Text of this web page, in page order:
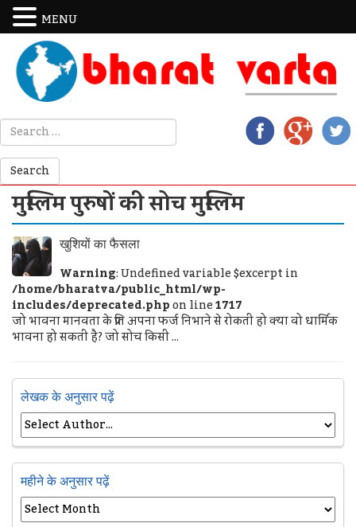
मुस्लिम पुरुषों की सोच मुस्लिम
खुशियों का फैसला
Warning: Undefined variable $excerpt in
/home/bharatva/public_html/wp-
includes/deprecated.phpon line1717
जो भावना मानवता के प्रति अपना फर्ज निभाने से रोकती हो क्या वो धार्मिक
भावना हो सकती है? जो सोच किसी ...
लेखक के अनुसार पढ़ें
महीने के अनुसार पढ़ें
MENU